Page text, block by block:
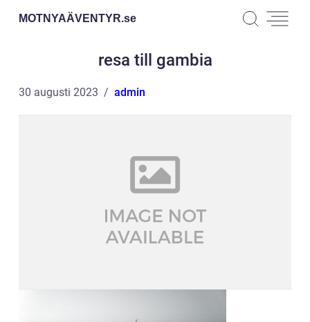
MOTNYAÄVENTYR.se
resa till gambia
30 augusti 2023 admin